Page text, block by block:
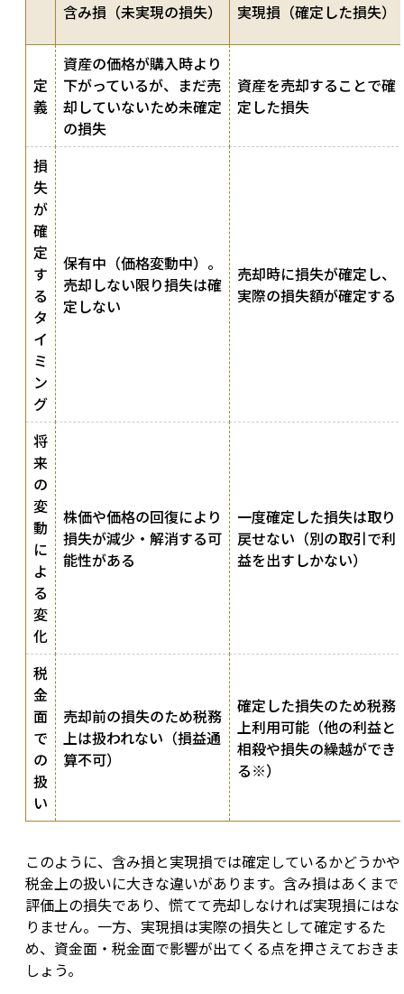
含み損（未実現の損失） 実現損（確定した損失）
定
義
資産の価格が購入時より
下がっているが、まだ売
却していないため未確定
の損失
資産を売却することで確
定した損失
損
失
が
確
定
す
る
タ
イ
ミ
ン
グ
保有中（価格変動中）。
売却しない限り損失は確
定しない
売却時に損失が確定し、
実際の損失額が確定する
将
来
の
変
動
に
よ
る
変
化
株価や価格の回復により
損失が減少・解消する可
能性がある
一度確定した損失は取り
戻せない（別の取引で利
益を出すしかない）
税
金
面
で
の
扱
い
売却前の損失のため税務
上は扱われない（損益通
算不可）
確定した損失のため税務
上利用可能（他の利益と
相殺や損失の繰越ができ
る※）
このように、含み損と実現損では確定しているかどうかや
税金上の扱いに大きな違いがあります。含み損はあくまで
評価上の損失であり、慌てて売却しなければ実現損にはな
りません。一方、実現損は実際の損失として確定するた
め、資金面・税金面で影響が出てくる点を押さえておきま
しょう。